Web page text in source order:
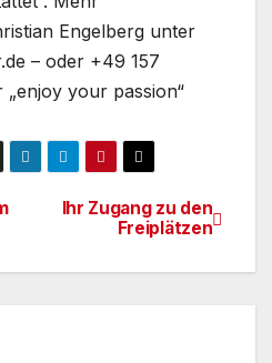
Engelberg unter
– oder +49 157
„enjoy your passion“
Ihr Zugang zu den
Freiplätzen